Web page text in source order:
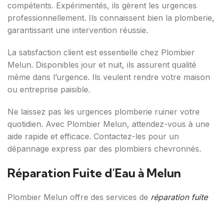
compétents. Expérimentés, ils gèrent les urgences
professionnellement. Ils connaissent bien la plomberie,
garantissant une intervention réussie.
La satisfaction client est essentielle chez Plombier
Melun. Disponibles jour et nuit, ils assurent qualité
même dans l’urgence. Ils veulent rendre votre maison
ou entreprise paisible.
Ne laissez pas les urgences plomberie ruiner votre
quotidien. Avec Plombier Melun, attendez-vous à une
aide rapide et efficace. Contactez-les pour un
dépannage express par des plombiers chevronnés.
Réparation Fuite d’Eau à Melun
Plombier Melun offre des services de réparation fuite